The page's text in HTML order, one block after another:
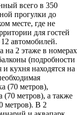
всего в 350
прогулки до
месте, где не
для гостей
автомобилей.
на 2 этаже в номерах
(подробности
кухня находятся на
(70 метров),
(70 метров), а также
метров). В 2